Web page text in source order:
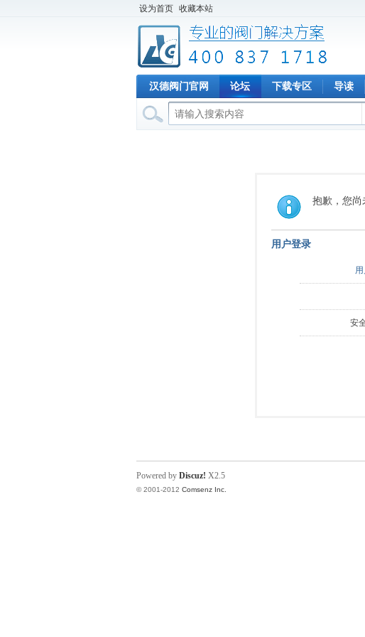
设为首页 收藏本站
汉德阀门官网 论坛 下载专区 导读
抱歉，您尚
用户登录
安
Powered by Discuz! X2.5
© 2001-2012 Comsenz Inc.